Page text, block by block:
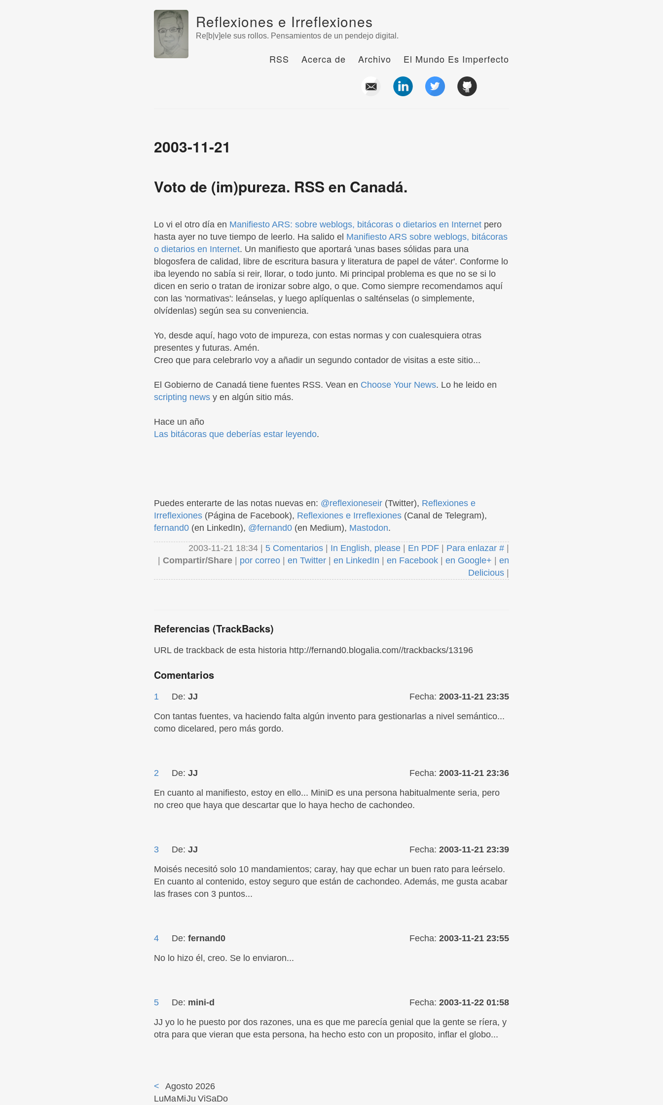
Reflexiones e Irreflexiones
Re[b|v]ele sus rollos. Pensamientos de un pendejo digital.
RSS Acerca de Archivo El Mundo Es Imperfecto
2003-11-21
Voto de (im)pureza. RSS en Canadá.
Lo vi el otro día en Manifiesto ARS: sobre weblogs, bitácoras o dietarios en Internet pero
hasta ayer no tuve tiempo de leerlo. Ha salido el Manifiesto ARS sobre weblogs, bitácoras
o dietarios en Internet. Un manifiesto que aportará 'unas bases sólidas para una
blogosfera de calidad, libre de escritura basura y literatura de papel de váter'. Conforme lo
iba leyendo no sabía si reir, llorar, o todo junto. Mi principal problema es que no se si lo
dicen en serio o tratan de ironizar sobre algo, o que. Como siempre recomendamos aquí
con las 'normativas': leánselas, y luego aplíquenlas o salténselas (o simplemente,
olvídenlas) según sea su conveniencia.
Yo, desde aquí, hago voto de impureza, con estas normas y con cualesquiera otras
presentes y futuras. Amén.
Creo que para celebrarlo voy a añadir un segundo contador de visitas a este sitio...
El Gobierno de Canadá tiene fuentes RSS. Vean en Choose Your News. Lo he leido en
scripting news y en algún sitio más.
Hace un año
Las bitácoras que deberías estar leyendo.
Puedes enterarte de las notas nuevas en: @reflexioneseir (Twitter), Reflexiones e
Irreflexiones (Página de Facebook), Reflexiones e Irreflexiones (Canal de Telegram),
fernand0 (en LinkedIn), @fernand0 (en Medium), Mastodon.
2003-11-21 18:34 | 5 Comentarios In English, please En PDF Para enlazar #
Compartir/Share por correo en Twitter en LinkedIn en Facebook en Google+
en
Delicious
Referencias (TrackBacks)
URL de trackback de esta historia http://fernand0.blogalia.com//trackbacks/13196
Comentarios
1 De: JJ Fecha: 2003-11-21 23:35
Con tantas fuentes, va haciendo falta algún invento para gestionarlas a nivel semántico...
como dicelared, pero más gordo.
2 De: JJ Fecha: 2003-11-21 23:36
En cuanto al manifiesto, estoy en ello... MiniD es una persona habitualmente seria, pero
no creo que haya que descartar que lo haya hecho de cachondeo.
3 De: JJ Fecha: 2003-11-21 23:39
Moisés necesitó solo 10 mandamientos; caray, hay que echar un buen rato para leérselo.
En cuanto al contenido, estoy seguro que están de cachondeo. Además, me gusta acabar
las frases con 3 puntos...
4 De: fernand0 Fecha: 2003-11-21 23:55
No lo hizo él, creo. Se lo enviaron...
5 De: mini-d Fecha: 2003-11-22 01:58
JJ yo lo he puesto por dos razones, una es que me parecía genial que la gente se ríera, y
otra para que vieran que esta persona, ha hecho esto con un proposito, inflar el globo...
<
Agosto 2026
LuMaMiJu ViSaDo